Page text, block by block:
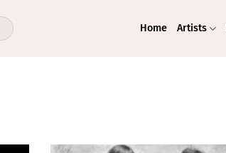
Home Artists